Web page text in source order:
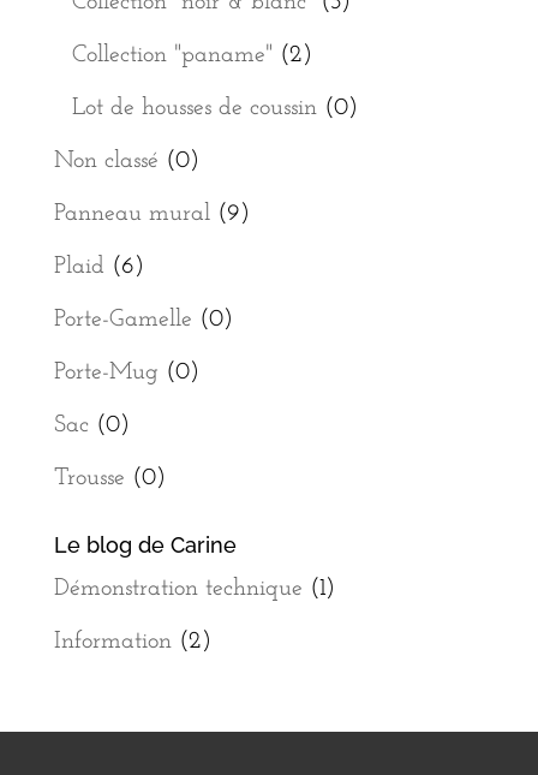
Collection "paname" (2)
Lot de housses de coussin (0)
Non classé (0)
Panneau mural (9)
Plaid (6)
Porte-Gamelle (0)
Porte-Mug (0)
Sac (0)
Trousse (0)
Le blog de Carine
Démonstration technique (1)
Information(2)